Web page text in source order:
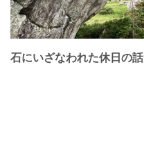
石にいざなわれた休日の話